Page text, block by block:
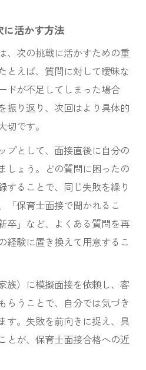
に活かす方法
、次の挑戦に活かすための重
とえば、質問に対して曖昧な
ドが不足してしまった場合
振り返り、次回はより具体的
です。
プとして、面接直後に自分の
しょう。どの質問に困ったの
することで、同じ失敗を繰り
「保育士面接で聞かれるこ
卒」など、よくある質問を再
経験に置き換えて用意するこ
族）に模擬面接を依頼し、客
らうことで、自分では気づき
す。失敗を前向きに捉え、具
とが、保育士面接合格への近